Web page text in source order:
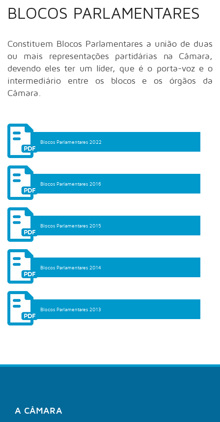
BLOCOS PARLAMENTARES
Constituem Blocos Parlamentares a união de duas
ou mais representações partidárias na Câmara,
devendo eles ter um líder, que é o porta-voz e o
intermediário entre os blocos e os órgãos da
Câmara.
Blocos Parlamentares 2022
Blocos Parlamentares 2016
Blocos Parlamentares 2015
Blocos Parlamentares 2014
Blocos Parlamentares 2013
A CÂMARA